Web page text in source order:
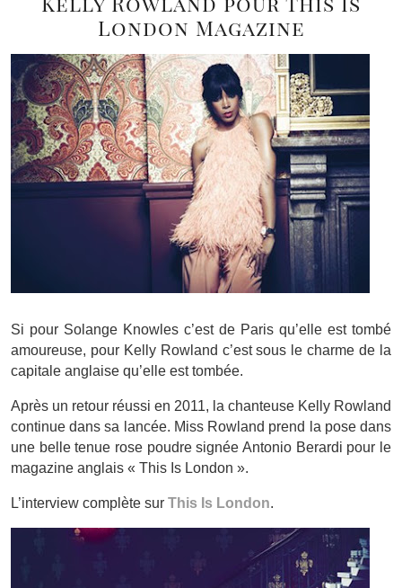
London Magazine
Si pour Solange Knowles c’est de Paris qu’elle est tombé
amoureuse, pour Kelly Rowland c’est sous le charme de la
capitale anglaise qu’elle est tombée.
Après un retour réussi en 2011, la chanteuse Kelly Rowland
continue dans sa lancée. Miss Rowland prend la pose dans
une belle tenue rose poudre signée Antonio Berardi pour le
magazine anglais « This Is London ».
L’interview complète sur This Is London.